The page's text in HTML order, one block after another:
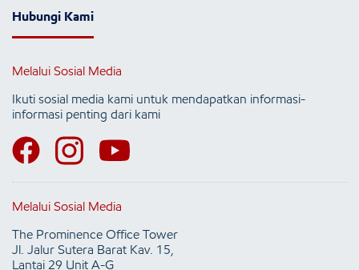
Hubungi Kami
Melalui Sosial Media
Ikuti sosial media kami untuk mendapatkan informasi-
informasi penting dari kami
Melalui Sosial Media
The Prominence Office Tower
Jl. Jalur Sutera Barat Kav. 15,
Lantai 29 Unit A-G